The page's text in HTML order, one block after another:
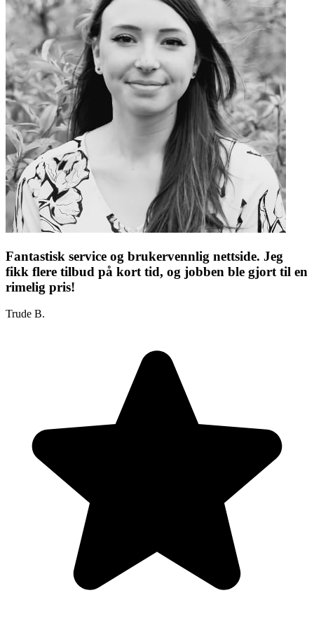
Fantastisk service og brukervennlig nettside. Jeg
fikk flere tilbud på kort tid, og jobben ble gjort til en
rimelig pris!
Trude B.